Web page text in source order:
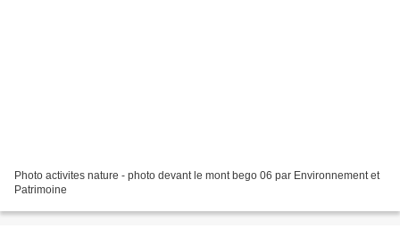
Photo activites nature - photo devant le mont bego 06 par Environnement et
Patrimoine